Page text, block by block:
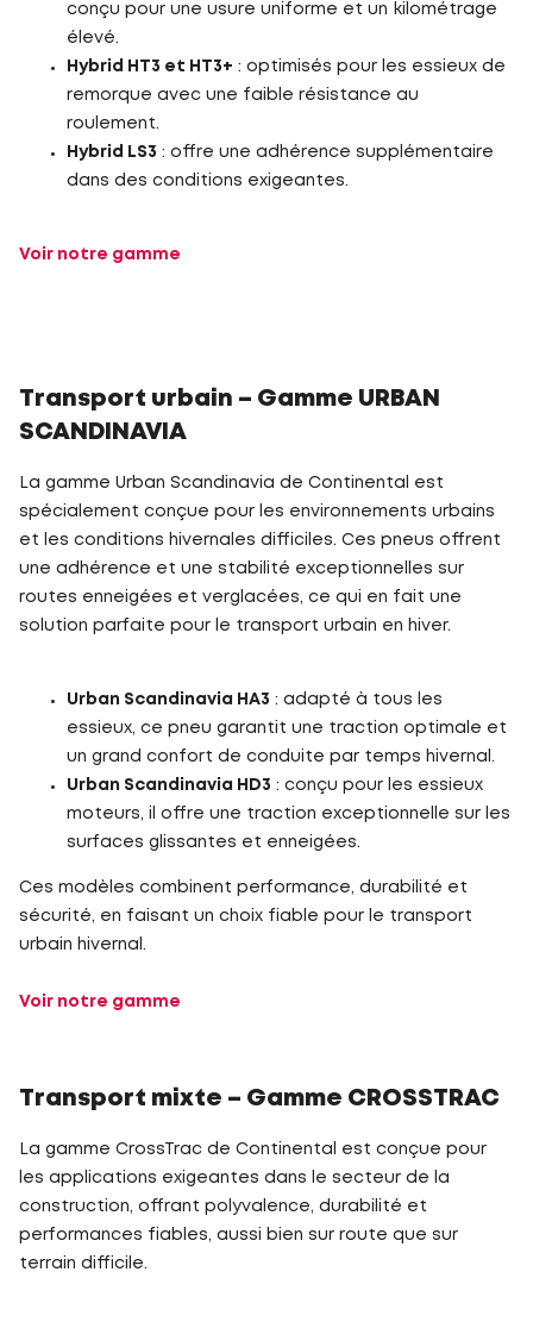
conçu pour une usure uniforme et un kilométrage
élevé.
Hybrid HT3 et HT3+ : optimisés pour les essieux de
remorque avec une faible résistance au
roulement.
Hybrid LS3 : offre une adhérence supplémentaire
dans des conditions exigeantes.
Voir notre gamme
Transport urbain – Gamme URBAN
SCANDINAVIA
La gamme Urban Scandinavia de Continental est
spécialement conçue pour les environnements urbains
et les conditions hivernales difficiles. Ces pneus offrent
une adhérence et une stabilité exceptionnelles sur
routes enneigées et verglacées, ce qui en fait une
solution parfaite pour le transport urbain en hiver.
Urban Scandinavia HA3 : adapté à tous les
essieux, ce pneu garantit une traction optimale et
un grand confort de conduite par temps hivernal.
Urban Scandinavia HD3 : conçu pour les essieux
moteurs, il offre une traction exceptionnelle sur les
surfaces glissantes et enneigées.
Ces modèles combinent performance, durabilité et
sécurité, en faisant un choix fiable pour le transport
urbain hivernal.
Voir notre gamme
Transport mixte – Gamme CROSSTRAC
La gamme CrossTrac de Continental est conçue pour
les applications exigeantes dans le secteur de la
construction, offrant polyvalence, durabilité et
performances fiables, aussi bien sur route que sur
terrain difficile.